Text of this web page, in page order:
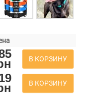
В КОРЗИНУ
В КОРЗИНУ